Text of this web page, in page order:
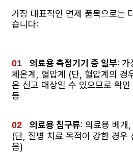
가장 대표적인 면제 품목으로는
습니다:
의료용 측정기기 중 일부: 가
체온계, 혈압계 (단, 혈압계의 경
은 신고 대상일 수 있으므로 확인
등
의료용 침구류: 의료용 베개
(단, 질병 치료 목적이 강한 경우
음)